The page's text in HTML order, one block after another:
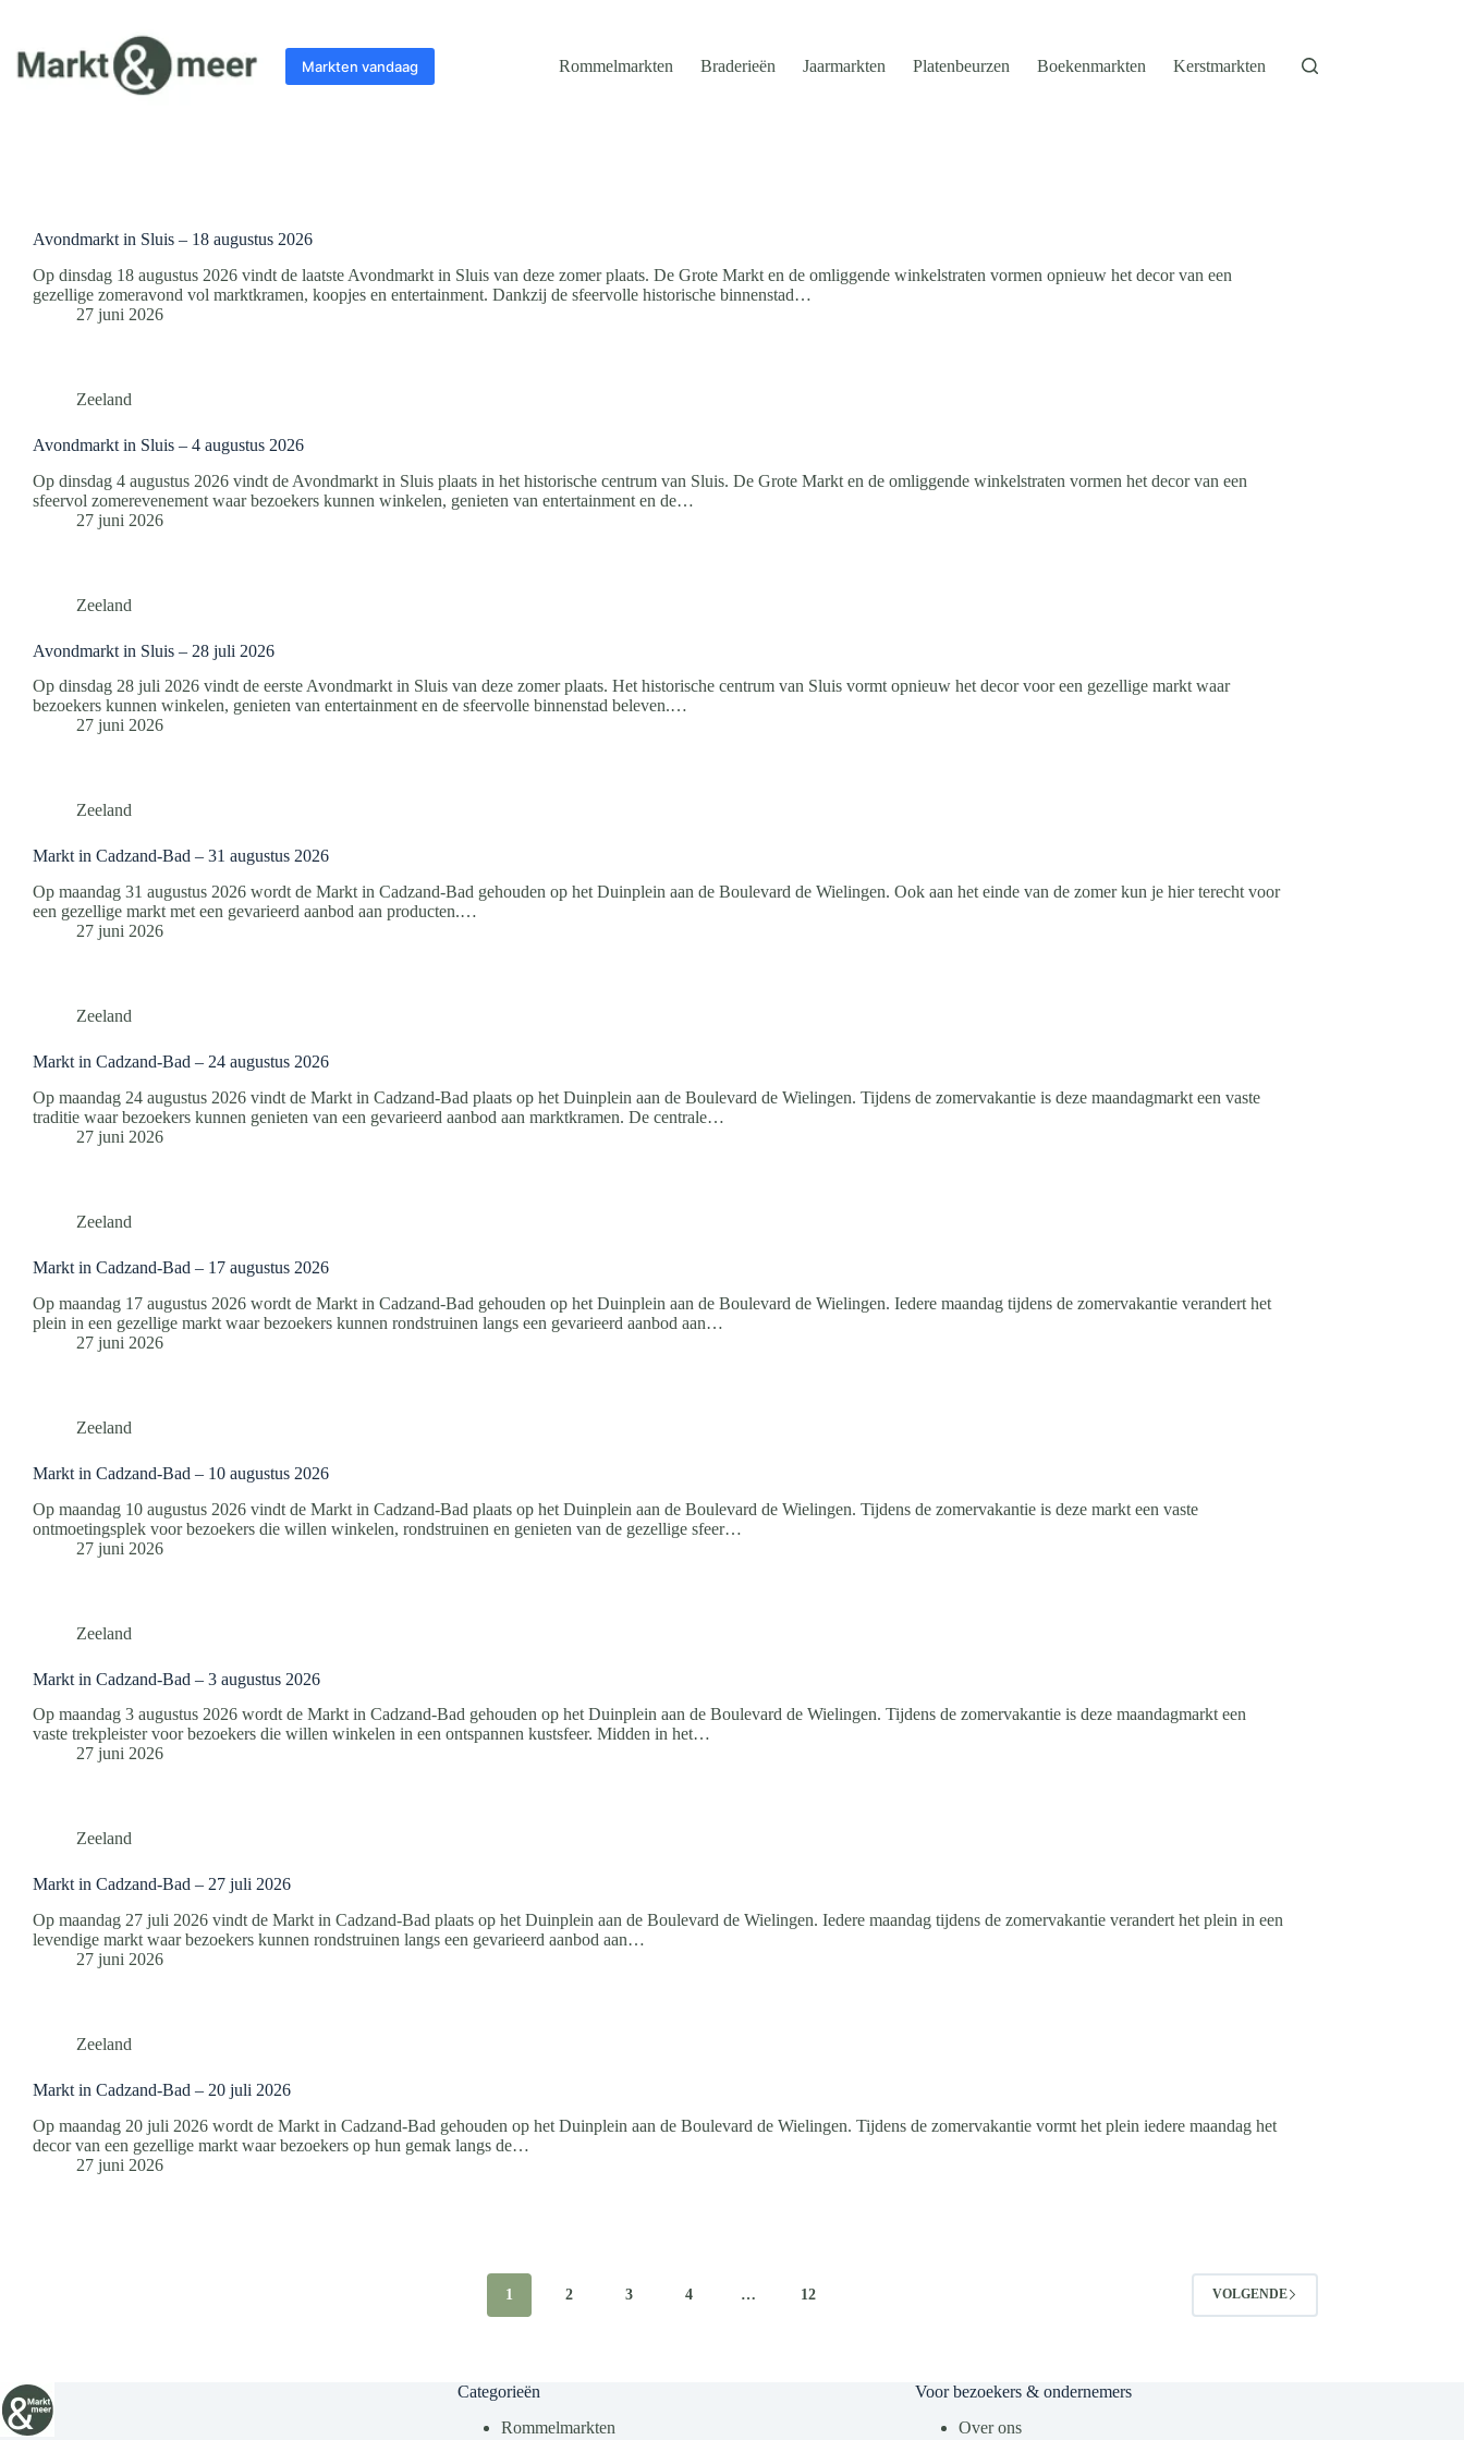
inhoud
Markten vandaag Rommelmarkten Braderieën Jaarmarkten Platenbeurzen Boekenmarkten Kerstmarkten
Avondmarkt in Sluis – 18 augustus 2026
Op dinsdag 18 augustus 2026 vindt de laatste Avondmarkt in Sluis van deze zomer plaats. De Grote Markt en de omliggende winkelstraten vormen opnieuw het decor van een
gezellige zomeravond vol marktkramen, koopjes en entertainment. Dankzij de sfeervolle historische binnenstad…
27 juni 2026
Zeeland
Avondmarkt in Sluis – 4 augustus 2026
Op dinsdag 4 augustus 2026 vindt de Avondmarkt in Sluis plaats in het historische centrum van Sluis. De Grote Markt en de omliggende winkelstraten vormen het decor van een
sfeervol zomerevenement waar bezoekers kunnen winkelen, genieten van entertainment en de…
27 juni 2026
Zeeland
Avondmarkt in Sluis – 28 juli 2026
Op dinsdag 28 juli 2026 vindt de eerste Avondmarkt in Sluis van deze zomer plaats. Het historische centrum van Sluis vormt opnieuw het decor voor een gezellige markt waar
bezoekers kunnen winkelen, genieten van entertainment en de sfeervolle binnenstad beleven.…
27 juni 2026
Zeeland
Markt in Cadzand-Bad – 31 augustus 2026
Op maandag 31 augustus 2026 wordt de Markt in Cadzand-Bad gehouden op het Duinplein aan de Boulevard de Wielingen. Ook aan het einde van de zomer kun je hier terecht voor
een gezellige markt met een gevarieerd aanbod aan producten.…
27 juni 2026
Zeeland
Markt in Cadzand-Bad – 24 augustus 2026
Op maandag 24 augustus 2026 vindt de Markt in Cadzand-Bad plaats op het Duinplein aan de Boulevard de Wielingen. Tijdens de zomervakantie is deze maandagmarkt een vaste
traditie waar bezoekers kunnen genieten van een gevarieerd aanbod aan marktkramen. De centrale…
27 juni 2026
Zeeland
Markt in Cadzand-Bad – 17 augustus 2026
Op maandag 17 augustus 2026 wordt de Markt in Cadzand-Bad gehouden op het Duinplein aan de Boulevard de Wielingen. Iedere maandag tijdens de zomervakantie verandert het
plein in een gezellige markt waar bezoekers kunnen rondstruinen langs een gevarieerd aanbod aan…
27 juni 2026
Zeeland
Markt in Cadzand-Bad – 10 augustus 2026
Op maandag 10 augustus 2026 vindt de Markt in Cadzand-Bad plaats op het Duinplein aan de Boulevard de Wielingen. Tijdens de zomervakantie is deze markt een vaste
ontmoetingsplek voor bezoekers die willen winkelen, rondstruinen en genieten van de gezellige sfeer…
27 juni 2026
Zeeland
Markt in Cadzand-Bad – 3 augustus 2026
Op maandag 3 augustus 2026 wordt de Markt in Cadzand-Bad gehouden op het Duinplein aan de Boulevard de Wielingen. Tijdens de zomervakantie is deze maandagmarkt een
vaste trekpleister voor bezoekers die willen winkelen in een ontspannen kustsfeer. Midden in het…
27 juni 2026
Zeeland
Markt in Cadzand-Bad – 27 juli 2026
Op maandag 27 juli 2026 vindt de Markt in Cadzand-Bad plaats op het Duinplein aan de Boulevard de Wielingen. Iedere maandag tijdens de zomervakantie verandert het plein in een
levendige markt waar bezoekers kunnen rondstruinen langs een gevarieerd aanbod aan…
27 juni 2026
Zeeland
Markt in Cadzand-Bad – 20 juli 2026
Op maandag 20 juli 2026 wordt de Markt in Cadzand-Bad gehouden op het Duinplein aan de Boulevard de Wielingen. Tijdens de zomervakantie vormt het plein iedere maandag het
decor van een gezellige markt waar bezoekers op hun gemak langs de…
27 juni 2026
1 2 3 4 … 12 VOLGENDE
Categorieën
Rommelmarkten
Voor bezoekers & ondernemers
Over ons